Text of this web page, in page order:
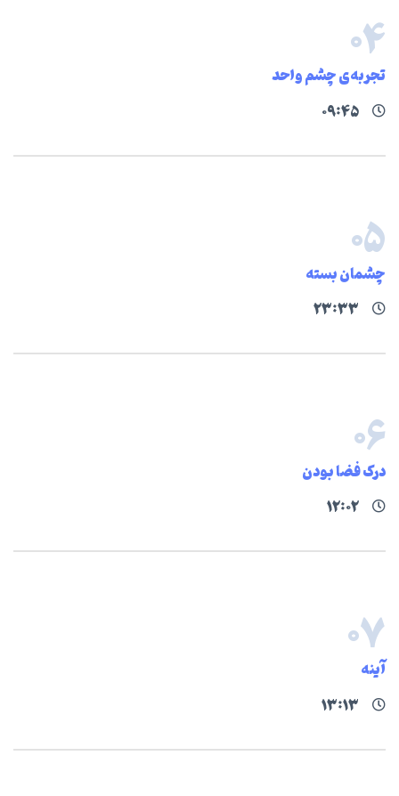
۰۴
تجربه‌ی چشم واحد
۰۹:۴۵
۰۵
چشمان بسته
۲۳:۳۳
۰۶
درک فضا بودن
۱۲:۰۲
۰۷
آینه
۱۳:۱۳